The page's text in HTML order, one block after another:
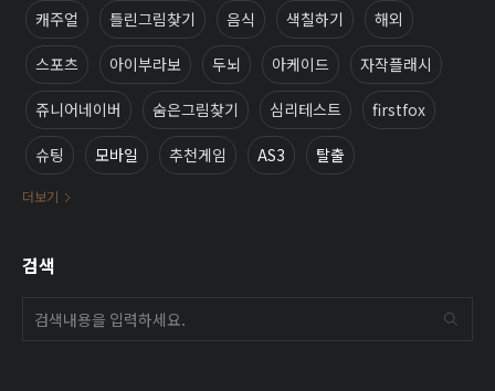
캐주얼 틀린그림찾기 음식 색칠하기 해외
스포츠 아이부라보 두뇌 아케이드 자작플래시
쥬니어네이버 숨은그림찾기 심리테스트 firstfox
슈팅 모바일 추천게임 AS3 탈출
더보기
검색